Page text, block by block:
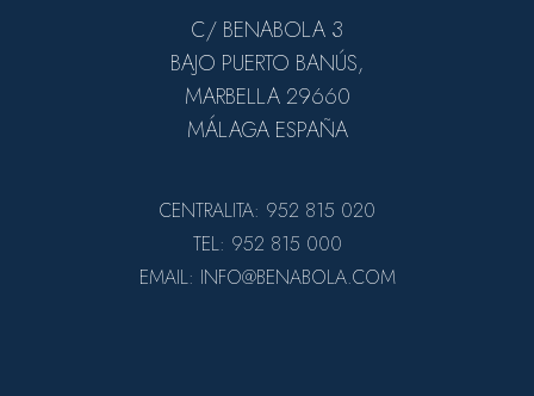
C/ BENABOLA 3
BAJO PUERTO BANÚS,
MARBELLA 29660
MÁLAGA ESPAÑA
CENTRALITA: 952 815 020
TEL: 952 815 000
EMAIL: INFO@BENABOLA.COM